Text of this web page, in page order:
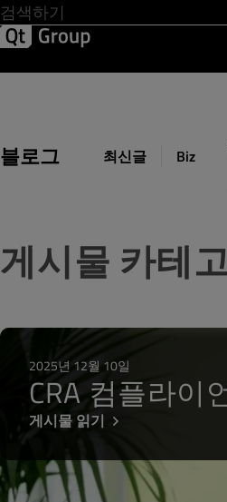
블로그 최신글 Biz
게시물 카테
2025년 12월 10일
CRA 컴플라이
게시물 읽기